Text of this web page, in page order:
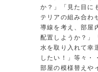
か？」「見た目に
テリアの組み合わ
導線を考え、部屋
配置しようか？」
水を取り入れて幸
したい！」等々・
部屋の模様替えや